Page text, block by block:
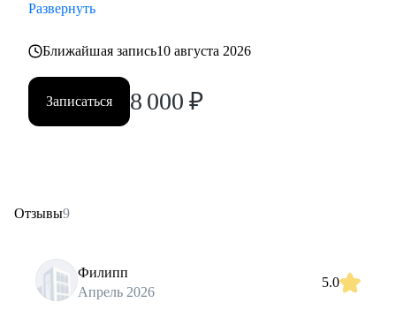
Развернуть
Ближайшая запись10 августа 2026
Записаться 8 000 ₽
Отзывы9
Филипп
Апрель 2026
5.0